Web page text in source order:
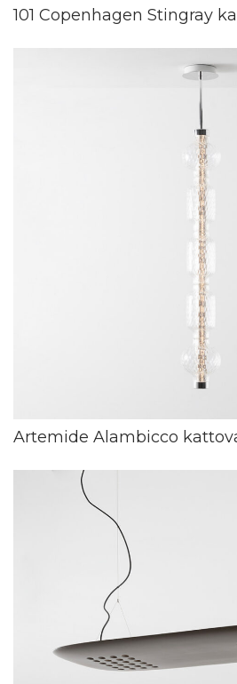
101 Copenhagen Stingray
Artemide Alambicco